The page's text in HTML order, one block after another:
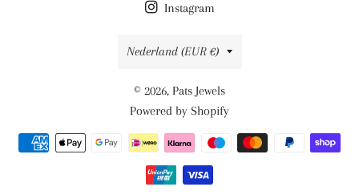
Instagram
Land/regio
Nederland (EUR €)
© 2026, Pats Jewels
Powered by Shopify
Betaalmethoden